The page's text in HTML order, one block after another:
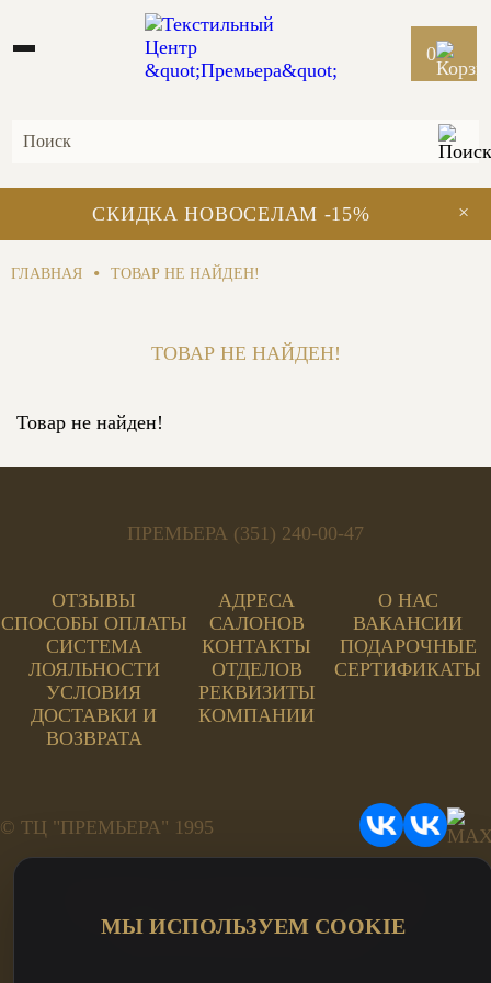
0
×
СКИДКА НОВОСЕЛАМ -15%
ГЛАВНАЯ • ТОВАР НЕ НАЙДЕН!
ТОВАР НЕ НАЙДЕН!
Товар не найден!
ПРЕМЬЕРА (351) 240-00-47
ОТЗЫВЫ
СПОСОБЫ ОПЛАТЫ
СИСТЕМА
ЛОЯЛЬНОСТИ
УСЛОВИЯ
ДОСТАВКИ И
ВОЗВРАТА
АДРЕСА
САЛОНОВ
КОНТАКТЫ
ОТДЕЛОВ
РЕКВИЗИТЫ
КОМПАНИИ
О НАС
ВАКАНСИИ
ПОДАРОЧНЫЕ
СЕРТИФИКАТЫ
© ТЦ "ПРЕМЬЕРА" 1995
ПОЛЬЗОВАТЕЛЬСКОЕ СОГЛАШЕНИЕ
ПЕРСОНАЛЬНЫЕ ДАННЫЕ
МЫ ИСПОЛЬЗУЕМ COOKIE